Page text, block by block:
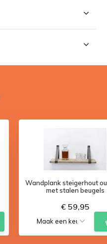
Wandplank steigerhout
met stalen beugels
€ 59,95